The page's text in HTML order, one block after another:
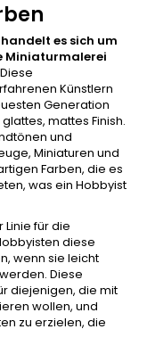
es sich um
Miniaturmalerei
Diese
Künstlern
Generation
mattes Finish.
und
Miniaturen und
Farben, die es
was ein Hobbyist
Linie für die
diese
wenn sie leicht
Diese
diejenigen, die mit
wollen, und
zu erzielen, die